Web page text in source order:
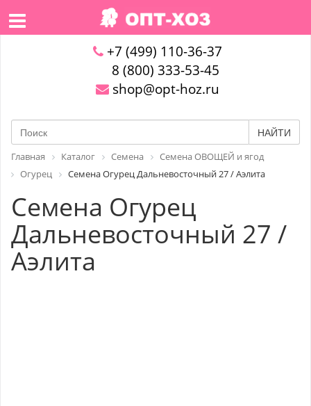
+7 (499) 110-36-37
8 (800) 333-53-45
shop@opt-hoz.ru
НАЙТИ
Главная Каталог Семена
Семена ОВОЩЕЙ и ягод
Огурец
Семена Огурец Дальневосточный 27 / Аэлита
Семена Огурец
Дальневосточный 27 /
Аэлита